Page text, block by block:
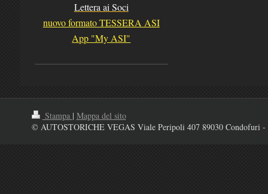
Lettera ai Soci
nuovo formato TESSERA ASI
App "My ASI"
Stampa | Mappa del sito
© AUTOSTORICHE VEGAS Viale Peripoli 407 89030 Condofuri -